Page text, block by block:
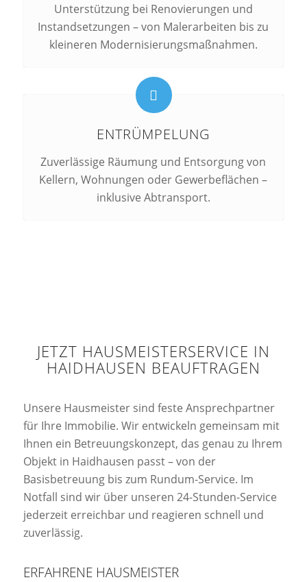
Unterstützung bei Renovierungen und
Instandsetzungen – von Malerarbeiten bis zu
kleineren Modernisierungsmaßnahmen.
ENTRÜMPELUNG
Zuverlässige Räumung und Entsorgung von
Kellern, Wohnungen oder Gewerbeflächen –
inklusive Abtransport.
JETZT HAUSMEISTERSERVICE IN
HAIDHAUSEN BEAUFTRAGEN
Unsere Hausmeister sind feste Ansprechpartner
für Ihre Immobilie. Wir entwickeln gemeinsam mit
Ihnen ein Betreuungskonzept, das genau zu Ihrem
Objekt in Haidhausen passt – von der
Basisbetreuung bis zum Rundum-Service. Im
Notfall sind wir über unseren 24-Stunden-Service
jederzeit erreichbar und reagieren schnell und
zuverlässig.
ERFAHRENE HAUSMEISTER